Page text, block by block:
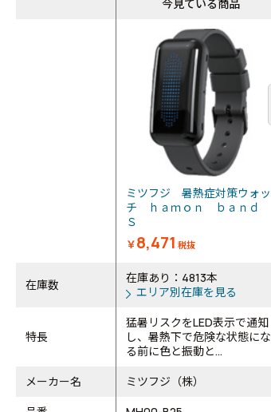
今見ている商品
ミツフジ 暑熱症対策ウォッ
チ ｈａｍｏｎ ｂａｎｄ
Ｓ
￥8,471 税抜
在庫数
在庫あり：4813本
エリア別在庫を見る
特長
猛暑リスクをLED表示で通知
し、暑熱下で危険な状態にな
る前に色と振動と...
メーカー名
ミツフジ（株）